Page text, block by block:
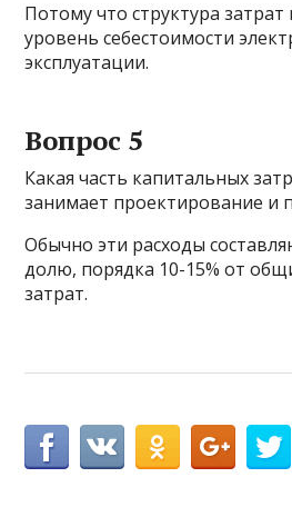
Потому что структура
уровень себестоимости
эксплуатации.
Вопрос 5
Какая часть капитальных
занимает проектирование и
Обычно эти расходы
долю, порядка 10-15% от
затрат.